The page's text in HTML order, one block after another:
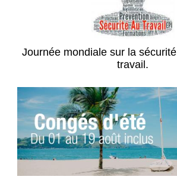
Journée mondiale sur la
travail.